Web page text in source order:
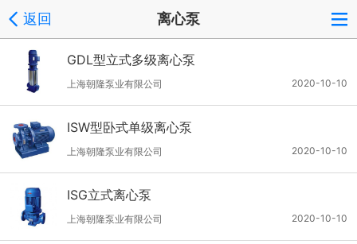
返回 离心泵
GDL型立式多级离心泵
2020-10-10
上海朝隆泵业有限公司
ISW型卧式单级离心泵
2020-10-10
上海朝隆泵业有限公司
ISG立式离心泵
2020-10-10
上海朝隆泵业有限公司